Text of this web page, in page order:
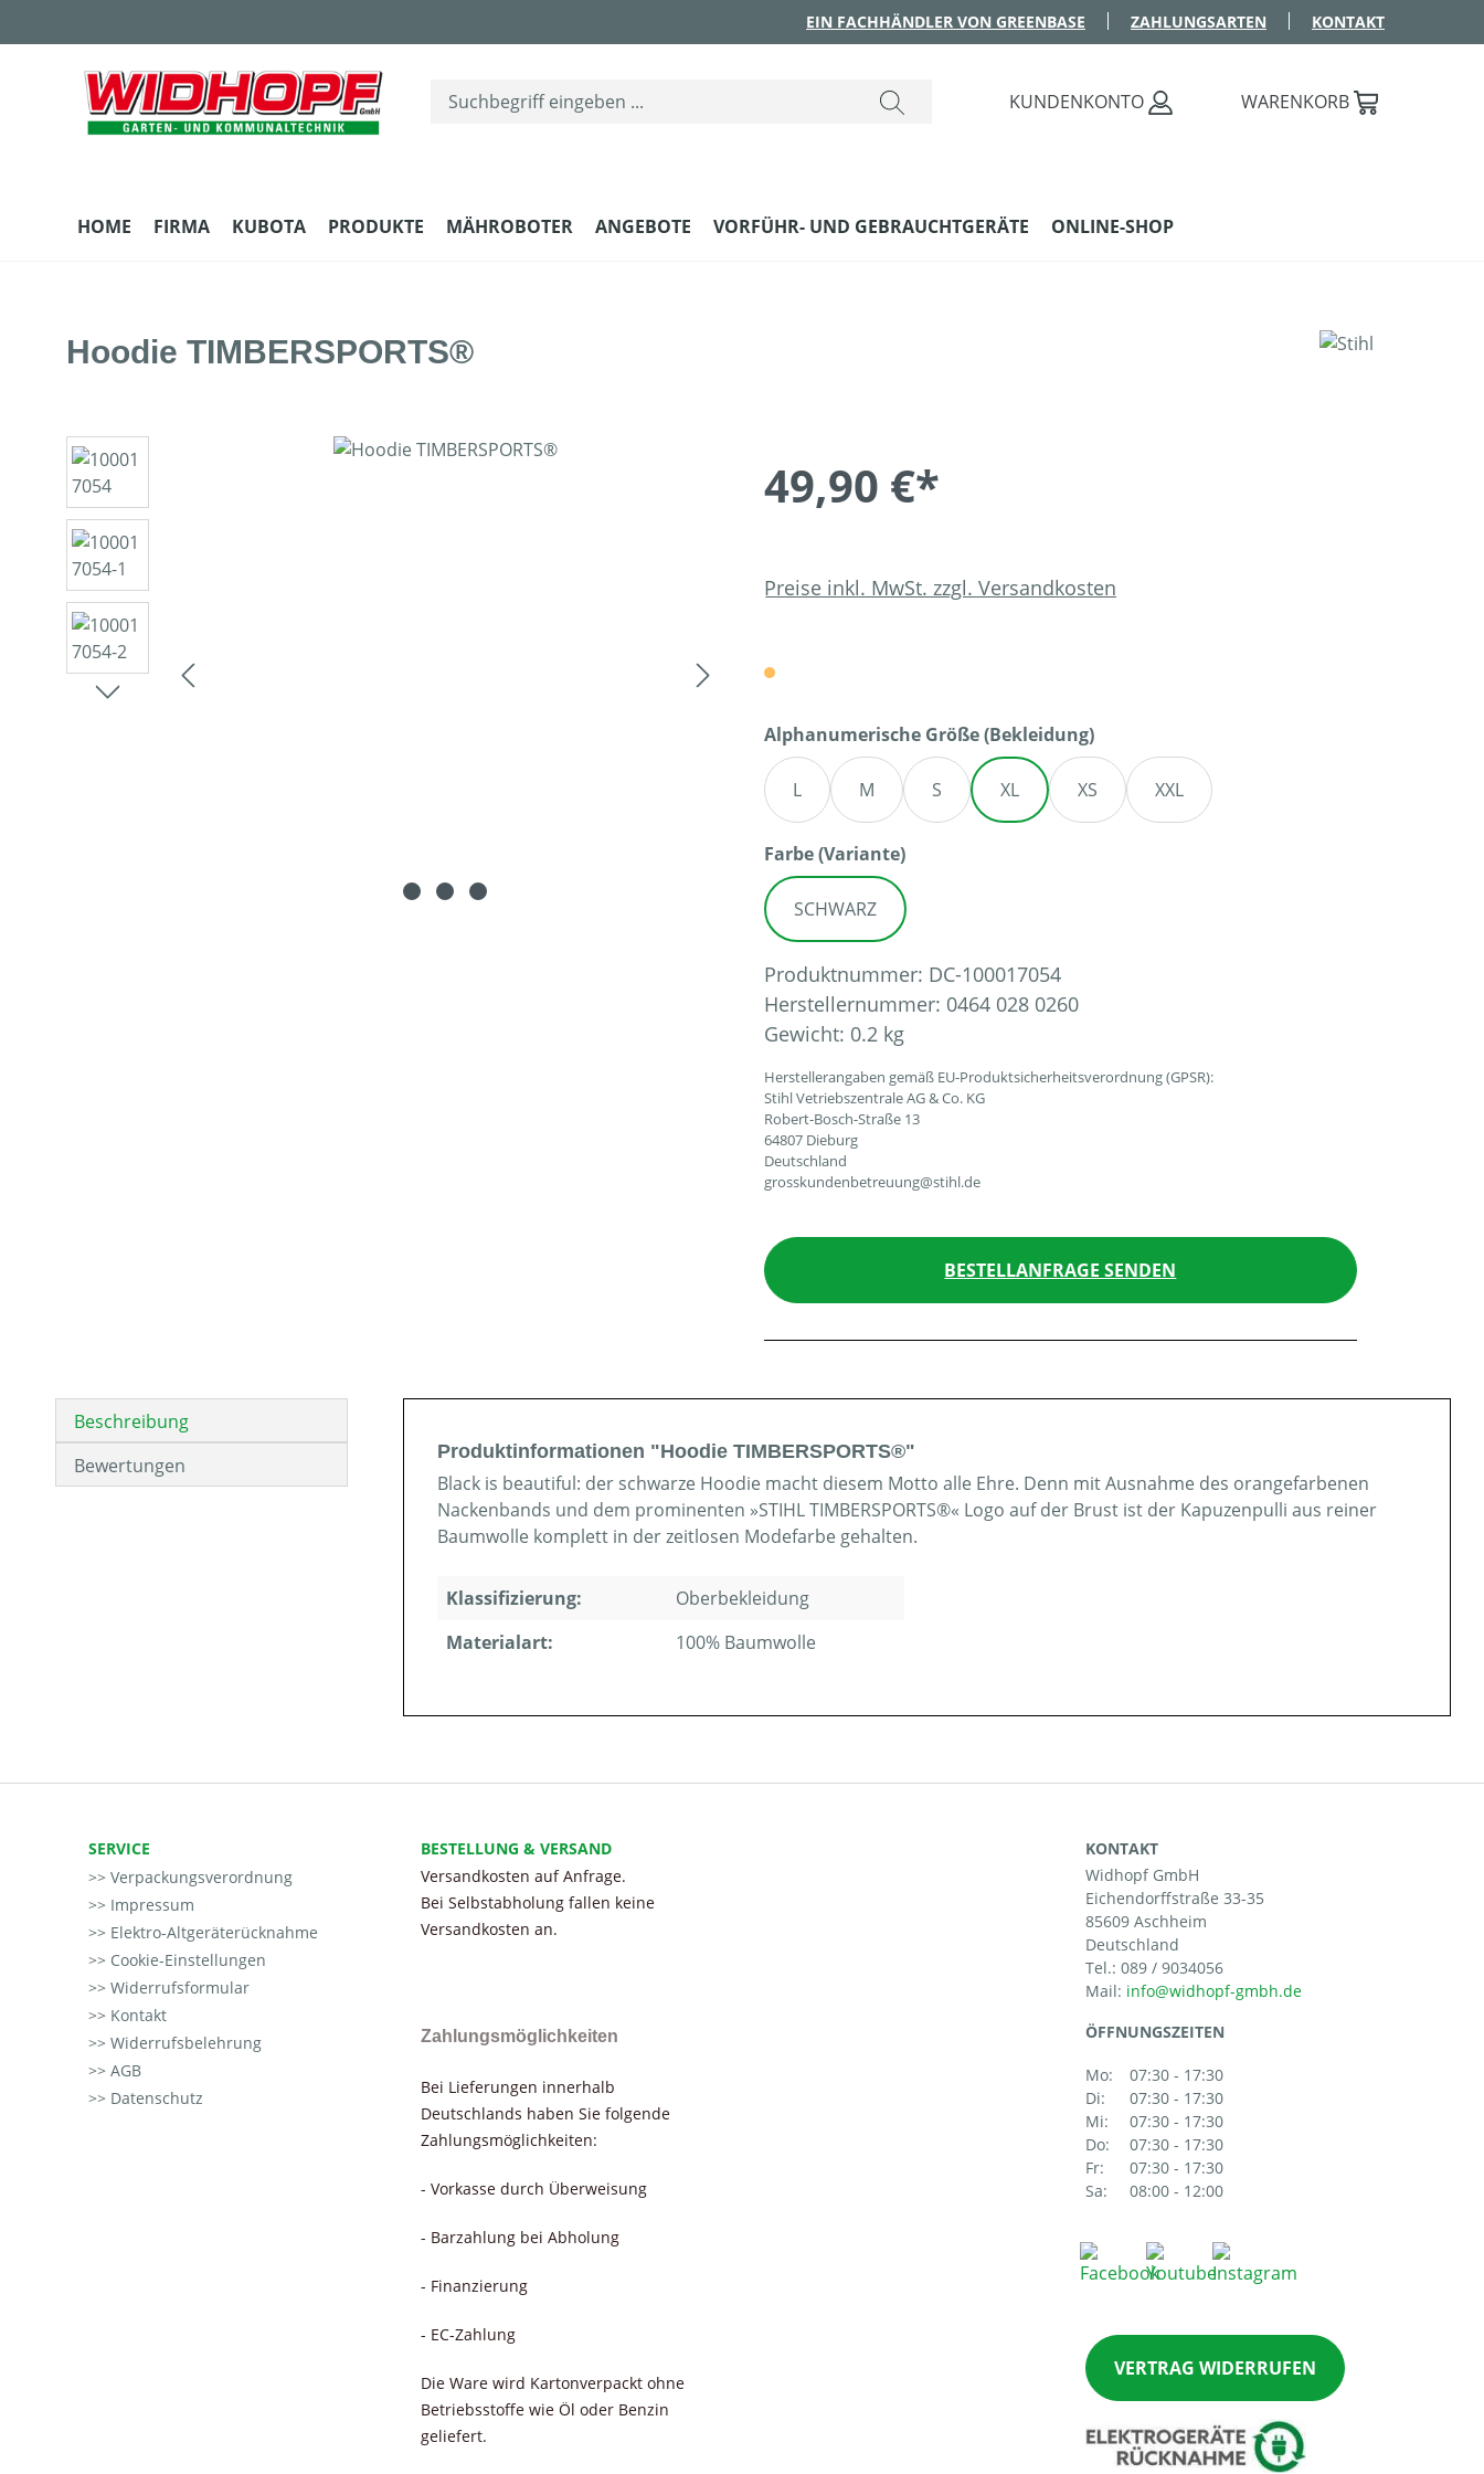
EIN FACHHÄNDLER VON GREENBASE ZAHLUNGSARTEN KONTAKT
KUNDENKONTO WARENKORB
HOME FIRMA KUBOTA PRODUKTE MÄHROBOTER ANGEBOTE VORFÜHR- UND GEBRAUCHTGERÄTE ONLINE-SHOP
Hoodie TIMBERSPORTS®
Bildergalerie überspringen
49,90 €*
Preise inkl. MwSt. zzgl. Versandkosten
Alphanumerische Größe (Bekleidung)auswählen
L M S XL XS XXL
Farbe (Variante)auswählen
SCHWARZ
Produktnummer: DC-100017054
Herstellernummer: 0464 028 0260
Gewicht: 0.2 kg
Herstellerangaben gemäß EU-Produktsicherheitsverordnung (GPSR):
Stihl Vetriebszentrale AG & Co. KG
Robert-Bosch-Straße 13
64807 Dieburg
Deutschland
grosskundenbetreuung@stihl.de
BESTELLANFRAGE SENDEN
Beschreibung
Bewertungen
Produktinformationen "Hoodie TIMBERSPORTS®"
Black is beautiful: der schwarze Hoodie macht diesem Motto alle Ehre. Denn mit Ausnahme des orangefarbenen
Nackenbands und dem prominenten »STIHL TIMBERSPORTS®« Logo auf der Brust ist der Kapuzenpulli aus reiner
Baumwolle komplett in der zeitlosen Modefarbe gehalten.
Klassifizierung:
Oberbekleidung
Materialart:
100% Baumwolle
SERVICE
Verpackungsverordnung
Impressum
Elektro-Altgeräterücknahme
Cookie-Einstellungen
Widerrufsformular
Kontakt
Widerrufsbelehrung
AGB
Datenschutz
BESTELLUNG & VERSAND
Versandkosten auf Anfrage.
Bei Selbstabholung fallen keine
Versandkosten an.
Zahlungsmöglichkeiten
Bei Lieferungen innerhalb
Deutschlands haben Sie folgende
Zahlungsmöglichkeiten:
- Vorkasse durch Überweisung
- Barzahlung bei Abholung
- Finanzierung
- EC-Zahlung
Die Ware wird Kartonverpackt ohne
Betriebsstoffe wie Öl oder Benzin
geliefert.
KONTAKT
Widhopf GmbH
Eichendorffstraße 33-35
85609 Aschheim
Deutschland
Tel.: 089 / 9034056
Mail:
ÖFFNUNGSZEITEN
Mo:
07:30 - 17:30
Di:
07:30 - 17:30
Mi:
07:30 - 17:30
Do:
07:30 - 17:30
Fr:
07:30 - 17:30
Sa:
08:00 - 12:00
VERTRAG WIDERRUFEN